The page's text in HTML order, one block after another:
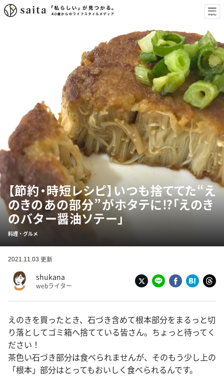
【節約・時短レシピ】いつも捨ててた“え
のきのあの部分”がホタテに⁉︎「えのき
のバター醤油ソテー」
料理・グルメ
2021.11.03 更新
shukana
webライター
えのきを買ったとき、石づき含めて根本部分をまるっと切
り落としてゴミ箱へ捨てている皆さん。ちょっと待ってく
ださい！
茶色い石づき部分は食べられませんが、そのもう少し上の
「根本」部分はとってもおいしく食べられるんです。